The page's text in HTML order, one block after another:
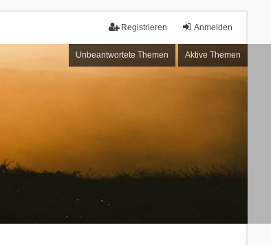
Anmelden
Registrieren
Unbeantwortete Themen Aktive Themen